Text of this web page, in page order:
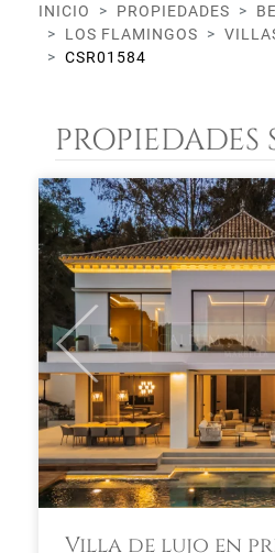
INICIO PROPIEDADES
LOS FLAMINGOS
CSR01584
PROPIEDADES
Previous
Villa de lujo en